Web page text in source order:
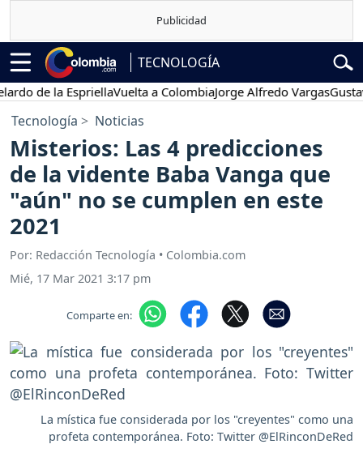
TECNOLOGÍA
de la EspriellaVuelta a ColombiaJorge Alfredo VargasGustavo
Tecnología Noticias
Misterios: Las 4 predicciones
de la vidente Baba Vanga que
"aún" no se cumplen en este
2021
Por: Redacción Tecnología • Colombia.com
Mié, 17 Mar 2021 3:17 pm
Comparte en:
La mística fue considerada por los "creyentes" como una
profeta contemporánea. Foto: Twitter @ElRinconDeRed